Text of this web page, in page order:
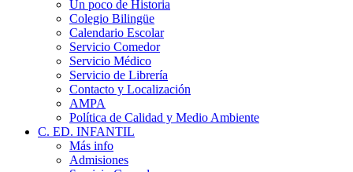
Un poco de Historia
Colegio Bilingüe
Calendario Escolar
Servicio Comedor
Servicio Médico
Servicio de Librería
Contacto y Localización
AMPA
Política de Calidad y Medio Ambiente
C. ED. INFANTIL
Más info
Admisiones